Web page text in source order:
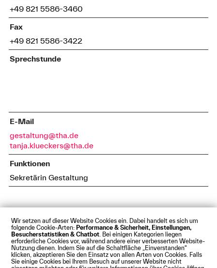
Wir setzen auf dieser Website Cookies ein. Dabei handelt es sich um
folgende Cookie-Arten: Performance & Sicherheit, Einstellungen,
Besucherstatistiken & Chatbot . Bei einigen Kategorien liegen
erforderliche Cookies vor, während andere einer verbesserten Website-
Nutzung dienen. Indem Sie auf die Schaltfläche „Einverstanden“
klicken, akzeptieren Sie den Einsatz von allen Arten von Cookies. Falls
Sie einige Cookies bei Ihrem Besuch auf unserer Website nicht
+49 821 5586-3460
Fax
+49 821 5586-3422
Sprechstunde
E-Mail
gestaltung@tha.de
tanja.klueckers@tha.de
Funktionen
Sekretärin Gestaltung
Impressum Datenschutz Cookies
Barrierefreiheit
Kontakt Presse Anfahrt Intranet Webmail
© Technische Hochschule Augsburg